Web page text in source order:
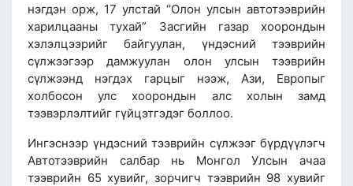
нэгдэн орж, 17 улстай “Олон улсын автотээврийн
харилцааны тухай” Засгийн газар хоорондын
хэлэлцээрийг байгуулан, үндэсний тээврийн
сүлжээгээр дамжуулан олон улсын тээврийн
сүлжээнд нэгдэх гарцыг нээж, Ази, Европыг
холбосон улс хоорондын алс холын замд
тээвэрлэлтийг гүйцэтгэдэг боллоо.
Ингэснээр үндэсний тээврийн сүлжээг бүрдүүлэгч
Автотээврийн салбар нь Монгол Улсын ачаа
тээврийн 65 хувийг, зорчигч тээврийн 98 хувийг